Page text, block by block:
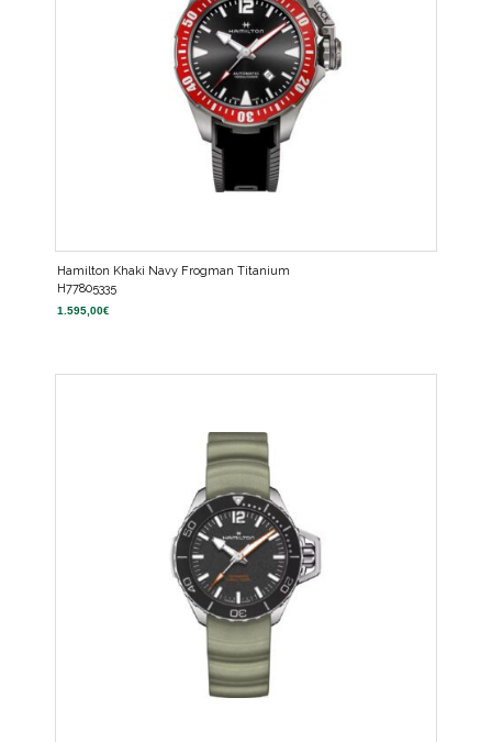
Hamilton Khaki Navy Frogman Titanium
H77805335
1.595,00€